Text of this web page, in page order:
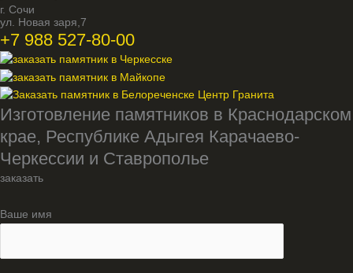
г. Сочи
ул. Новая заря,7
+7 988 527-80-00
Изготовление памятников в Краснодарском
крае, Республике Адыгея Карачаево-
Черкессии и Ставрополье
заказать
Ваше имя